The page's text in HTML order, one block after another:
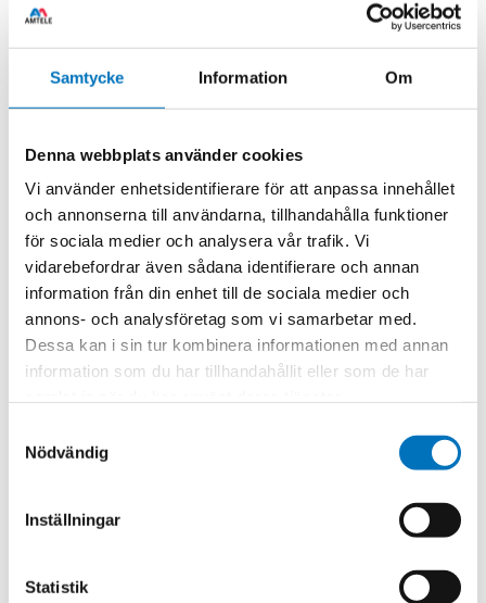
Samtycke Information Om
Denna webbplats använder cookies
Vi använder enhetsidentifierare för att anpassa innehållet
och annonserna till användarna, tillhandahålla funktioner
för sociala medier och analysera vår trafik. Vi
vidarebefordrar även sådana identifierare och annan
information från din enhet till de sociala medier och
annons- och analysföretag som vi samarbetar med.
Dessa kan i sin tur kombinera informationen med annan
information som du har tillhandahållit eller som de har
Nödvändig
Inställningar
Statistik
Systems and Satellite Communications, etc.
Bends &
Assemblies
Standard line of
flanged rigid straight
waveguide sections,
mitered bends. WR-22
Waveguide Twists
Series 450 | Brass or
Aluminium | Low
VSWR | 2.6 to 330GHz |
Twists of 45° and 90°